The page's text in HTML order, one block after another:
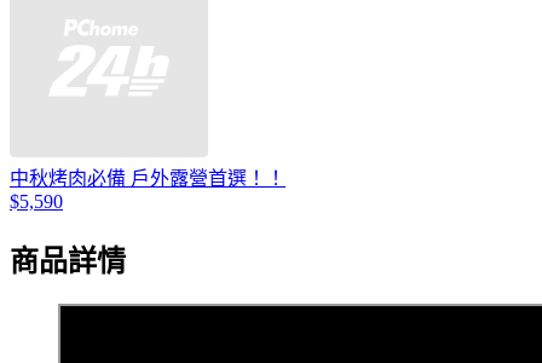
中秋烤肉必備 戶外露營首選！！
$5,590
商品詳情